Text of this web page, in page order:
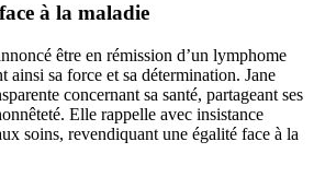
à la maladie
être en rémission d’un lymphome
sa force et sa détermination. Jane
concernant sa santé, partageant ses
Elle rappelle avec insistance
soins, revendiquant une égalité face à la